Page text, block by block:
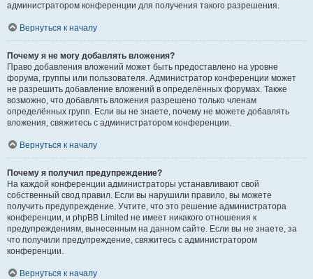
администратором конференции для получения такого разрешения.
Вернуться к началу
Почему я не могу добавлять вложения?
Право добавления вложений может быть предоставлено на уровне
форума, группы или пользователя. Администратор конференции может
не разрешить добавление вложений в определённых форумах. Также
возможно, что добавлять вложения разрешено только членам
определённых групп. Если вы не знаете, почему не можете добавлять
вложения, свяжитесь с администратором конференции.
Вернуться к началу
Почему я получил предупреждение?
На каждой конференции администраторы устанавливают свой
собственный свод правил. Если вы нарушили правило, вы можете
получить предупреждение. Учтите, что это решение администратора
конференции, и phpBB Limited не имеет никакого отношения к
предупреждениям, вынесенным на данном сайте. Если вы не знаете, за
что получили предупреждение, свяжитесь с администратором
конференции.
Вернуться к началу